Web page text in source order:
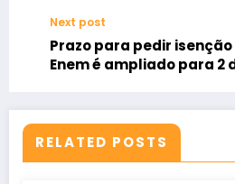
Next post
Prazo para pedir
Enem é ampliado para 2
RELATED POSTS